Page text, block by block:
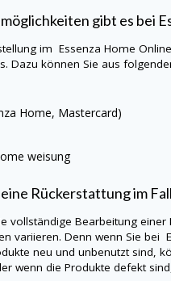
gibt es bei
im Essenza Home
Dazu können Sie aus
Home, Mastercard)
weisung
Rückerstattung im
vollständige Bearbeitung
variieren. Denn wenn Sie bei
neu und unbenutzt sind,
wenn die Produkte defekt